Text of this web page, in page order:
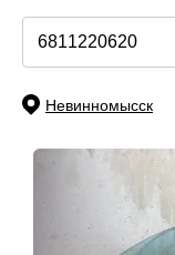
Невинномысск